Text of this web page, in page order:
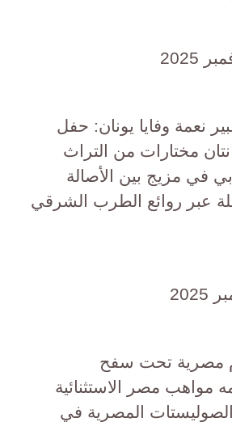
نعمة وفايا يونان: حفل
مختارات من التراث
في مزيج بين الأصالة
عبر روائع الطرب الشرقي
مصرية تحت سفح
مواهب مصر الاستثنائية
المصرية في